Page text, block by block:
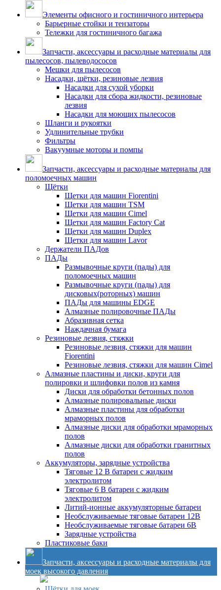
Элементы офисного и гостиничного интерьера
Барьерные стойки и тензаторы
Тележки для гостиничного багажа
Запчасти, аксессуары и расходные материалы для
пылесосов, пылеводососов
Мешки для пылесосов
Насадки, щётки, резиновые лезвия
Насадки для сухой уборки
Насадки для сбора жидкости, резиновые
лезвия
Насадки для моющих пылесосов
Шланги и рукоятки
Удлинительные трубки
Фильтры
Вакуумные моторы и помпы
Запчасти, аксессуары и расходные материалы для
поломоечных машин
Щётки
Щетки для машин Fiorentini
Щетки для машин TSM
Щетки для машин Cimel
Щетки для машин Factory Cat
Щетки для машин Duplex
Щетки для машин Lavor
Держатели ПАДов
ПАДы
Размывочные круги (пады) для
поломоечных машин
Размывочные круги (пады) для
дисковых(роторных) машин
ПАДы для машины EDGE
Алмазные полировочные ПАДы
Абразивная сетка
Наждачная бумага
Резиновые лезвия, стяжки
Резиновые лезвия, стяжки для машин
Fiorentini
Резиновые лезвия, стяжки для машин Cimel
Алмазные пластины и диски, круги для
полировки и шлифовки полов из камня
Диски для обработки бетонных полов
Алмазные полировальные диски
Алмазные пластины для обработки
мраморных полов
Алмазные диски для обработки мраморных
полов
Алмазные диски для обработки гранитных
полов
Аккумуляторы, зарядные устройства
Тяговые 12 В батареи с жидким
электролитом
Тяговые 6 В батареи с жидким
электролитом
Литий-ионные аккумуляторные батареи
Необслуживаемые тяговые батареи 12В
Необслуживаемые тяговые батареи 6В
Зарядные устройства
Пластиковые баки
Запчасти, аксессуары и расходные материалы для
моек высокого давления